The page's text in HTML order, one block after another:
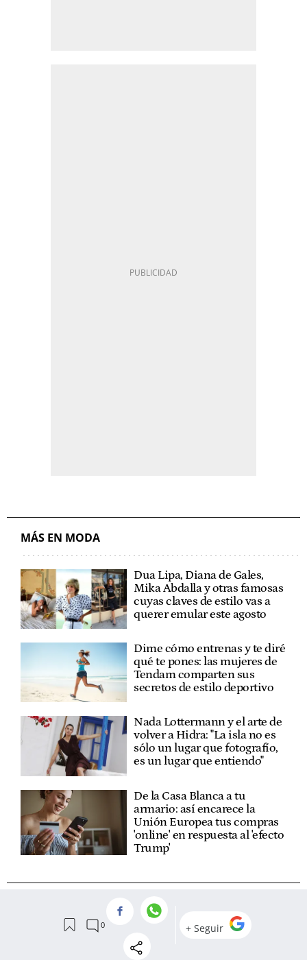
MÁS EN MODA
Dua Lipa, Diana de Gales,
Mika Abdalla y otras famosas
cuyas claves de estilo vas a
querer emular este agosto
Dime cómo entrenas y te diré
qué te pones: las mujeres de
Tendam comparten sus
secretos de estilo deportivo
Nada Lottermann y el arte de
volver a Hidra: "La isla no es
sólo un lugar que fotografío,
es un lugar que entiendo"
De la Casa Blanca a tu
armario: así encarece la
Unión Europea tus compras
'online' en respuesta al 'efecto
Trump'